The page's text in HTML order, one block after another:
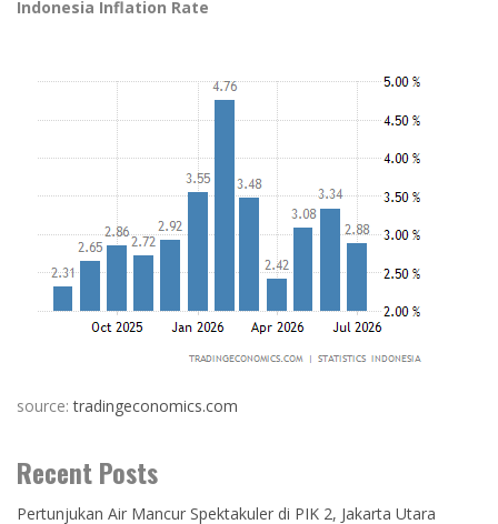
Indonesia Inflation Rate
source:tradingeconomics.com
Recent Posts
Pertunjukan Air Mancur Spektakuler di PIK 2, Jakarta Utara